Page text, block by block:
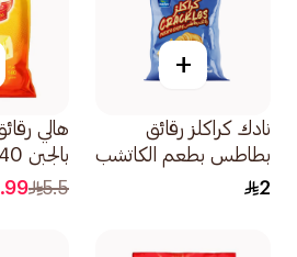
+
نادك كراكلز رقائق
بطاطس بطعم الكاتشب
جرام40
2
هالي
بالجبن 140جرام
5.5